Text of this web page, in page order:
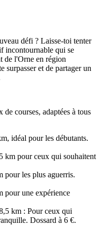
défi ? Laisse-toi tenter
incontournable qui se
de l'Orne en région
surpasser et de partager un
courses, adaptées à tous
idéal pour les débutants.
km pour ceux qui souhaitent
pour les plus aguerris.
pour une expérience
km : Pour ceux qui
Dossard à 6 €.